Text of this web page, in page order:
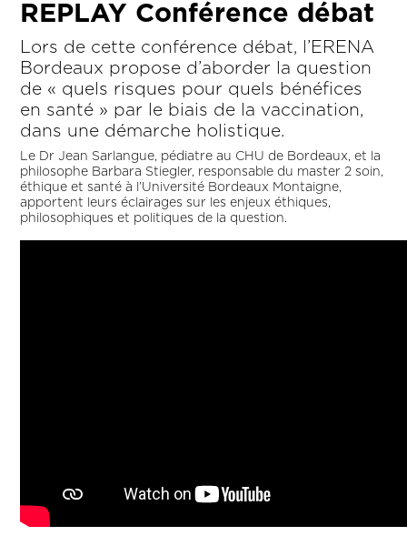
REPLAY Conférence débat
Lors de cette conférence débat, l’ERENA
Bordeaux propose d’aborder la question
de « quels risques pour quels bénéfices
en santé » par le biais de la vaccination,
dans une démarche holistique.
Le Dr Jean Sarlangue, pédiatre au CHU de Bordeaux, et la
philosophe Barbara Stiegler, responsable du master 2 soin,
éthique et santé à l’Université Bordeaux Montaigne,
apportent leurs éclairages sur les enjeux éthiques,
philosophiques et politiques de la question.